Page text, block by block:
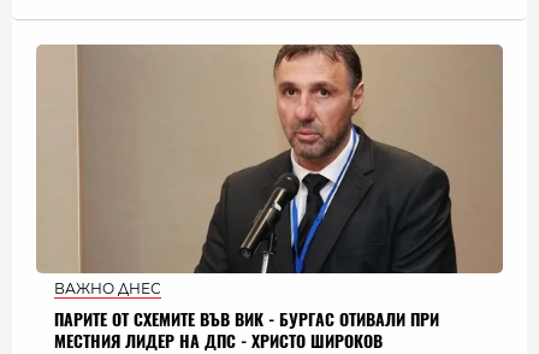
ВАЖНО ДНЕС
ПАРИТЕ ОТ СХЕМИТЕ ВЪВ ВИК - БУРГАС ОТИВАЛИ ПРИ
МЕСТНИЯ ЛИДЕР НА ДПС - ХРИСТО ШИРОКОВ